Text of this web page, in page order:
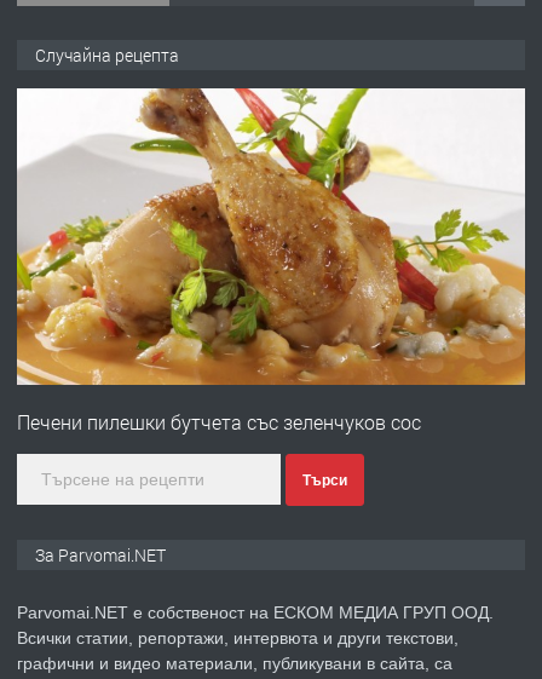
Работа за общи работници
преди 1 година
ПРЕДЛАГА
Първи поход "По стъпките на Ангел
преди 1 година
Случайна рецепта
Печени пилешки бутчета със зеленчуков сос
Търси
За Parvomai.NET
Parvomai.NET е собственост на ЕСКОМ МЕДИА ГРУП ООД.
Всички статии, репортажи, интервюта и други текстови,
графични и видео материали, публикувани в сайта, са